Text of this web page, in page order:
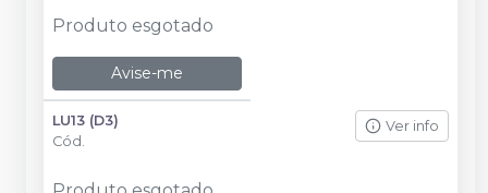
Produto esgotado
Avise-me
LU13 (D3)
Cód.
Ver info